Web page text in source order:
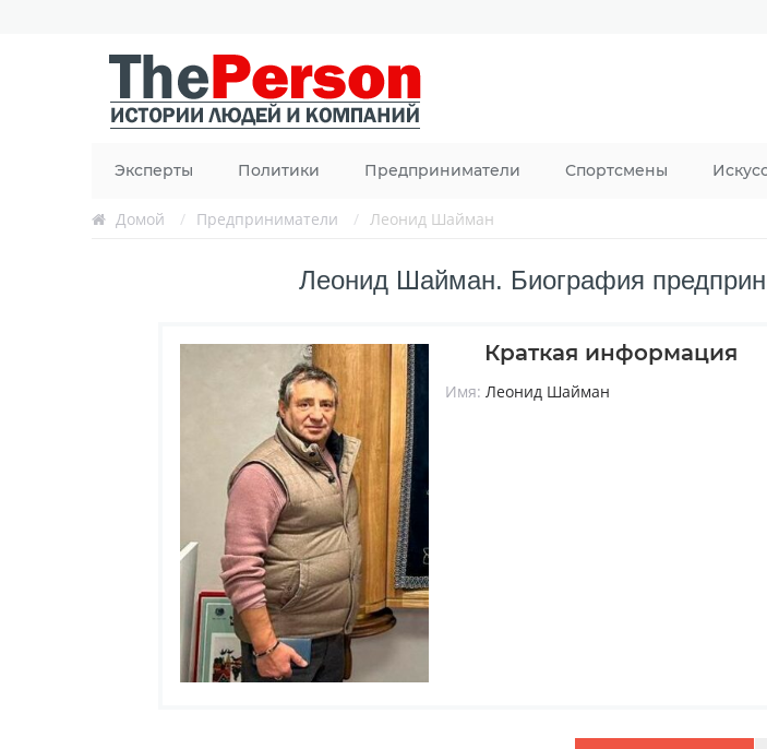
Эксперты Политики Предприниматели Спортсмены
Домой / Предприниматели / Леонид Шайман
Леонид Шайман. Биография
Краткая информация
Имя: Леонид Шайман